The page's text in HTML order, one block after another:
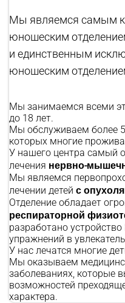
Мы являемся самым
юношеским
и единственным
юношеским
Мы занимаемся всеми
до 18 лет.
Мы обслуживаем более
которых многие
У нашего центра самый
лечения нервно-
Мы являемся
лечении детей с
Отделение обладает
респираторной
разработано
упражнений в
У нас лечатся многие
Мы оказываем
заболеваниях, которые
возможностей
характера.